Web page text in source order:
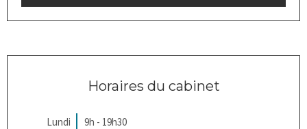
Horaires du cabinet
Lundi
9h - 19h30